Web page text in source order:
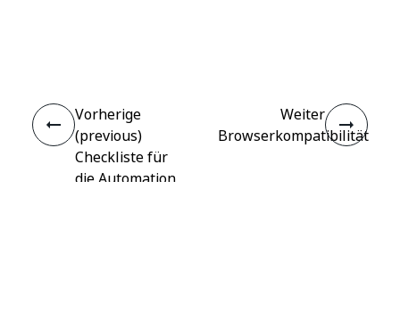
Vorherige
(previous)
Checkliste für
die Automation
Weiter
Browserkompatibilität